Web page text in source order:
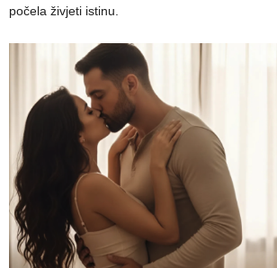
počela živjeti istinu.